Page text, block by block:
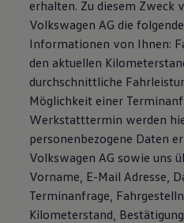
erhalten. Zu diesem Zweck
Volkswagen AG die
Informationen von Ihnen:
den aktuellen
durchschnittliche
Möglichkeit einer
Werkstatttermin werden
personenbezogene Daten
Volkswagen AG sowie uns
Vorname, E-Mail Adresse,
Terminanfrage,
Kilometerstand,